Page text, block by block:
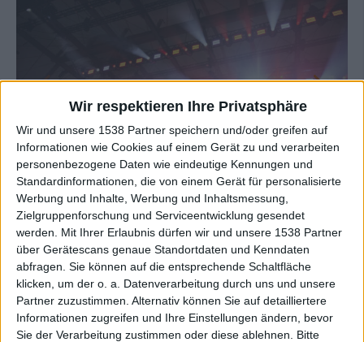
Wir respektieren Ihre Privatsphäre
Wir und unsere 1538 Partner speichern und/oder greifen auf
Informationen wie Cookies auf einem Gerät zu und verarbeiten
personenbezogene Daten wie eindeutige Kennungen und
Standardinformationen, die von einem Gerät für personalisierte
Werbung und Inhalte, Werbung und Inhaltsmessung,
Zielgruppenforschung und Serviceentwicklung gesendet
werden.
Mit Ihrer Erlaubnis dürfen wir und unsere 1538 Partner
über Gerätescans genaue Standortdaten und Kenndaten
abfragen. Sie können auf die entsprechende Schaltfläche
klicken, um der o. a. Datenverarbeitung durch uns und unsere
Partner zuzustimmen. Alternativ können Sie auf detailliertere
Informationen zugreifen und Ihre Einstellungen ändern, bevor
Sie der Verarbeitung zustimmen oder diese ablehnen.
Bitte
Galerie schließen Galerie in groß öffnen
Zur Startseite
Quelle:Broilers 14.05.2021